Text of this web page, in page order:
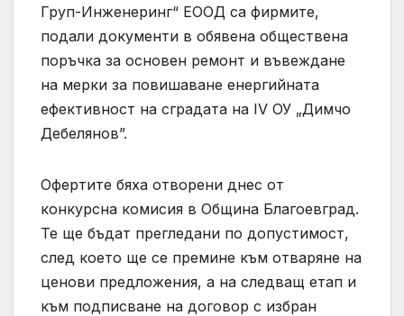
Груп-Инженеринг“ ЕООД са фирмите,
подали документи в обявена обществена
поръчка за основен ремонт и въвеждане
на мерки за повишаване енергийната
ефективност на сградата на IV ОУ „Димчо
Дебелянов”.
Офертите бяха отворени днес от
конкурсна комисия в Община Благоевград.
Те ще бъдат прегледани по допустимост,
след което ще се премине към отваряне на
ценови предложения, а на следващ етап и
към подписване на договор с избран